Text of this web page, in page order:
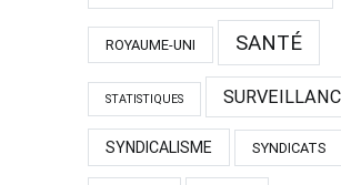
ROYAUME-UNI SANTÉ
STATISTIQUES
SYNDICALISME SYNDICATS